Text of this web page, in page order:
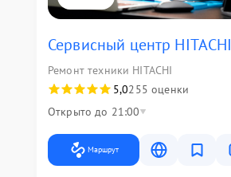
Сервисный центр HITACHI
Ремонт техники HITACHI
5,0255 оценки
Открыто до 21:00
Маршрут